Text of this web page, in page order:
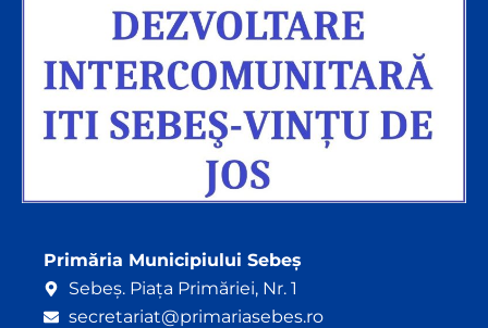
Primăria Municipiului Sebeș
Sebeș. Piața Primăriei, Nr. 1
secretariat@primariasebes.ro